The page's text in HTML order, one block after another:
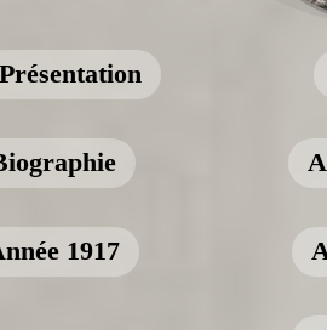
Présentation
1917